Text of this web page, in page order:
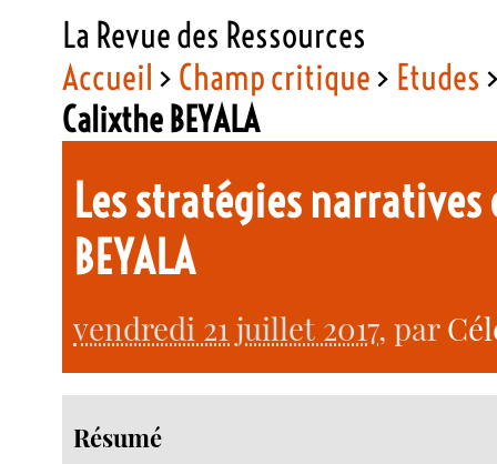
La Revue des Ressources
Accueil > Champ critique> Etudes
Calixthe BEYALA
Les stratégies
BEYALA
vendredi 21 juillet 2017, par
Résumé